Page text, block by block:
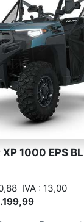
XP 1000 EPS
IVA : 13,00